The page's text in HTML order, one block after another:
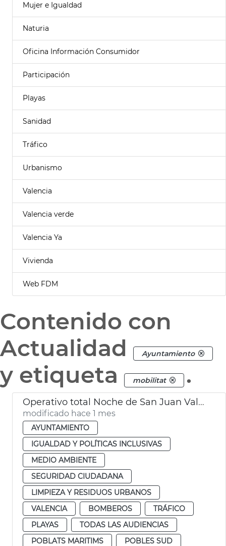
Mujer e Igualdad
Naturia
Oficina Información Consumidor
Participación
Playas
Sanidad
Tráfico
Urbanismo
Valencia
Valencia verde
Valencia Ya
Vivienda
Web FDM
Contenido con
Actualidad
Ayuntamiento
y etiqueta mobilitat .
Operativo total Noche de San Juan València. Movilidad, limpieza y seguridad
modificado hace 1 mes
AYUNTAMIENTO
IGUALDAD Y POLÍTICAS INCLUSIVAS
MEDIO AMBIENTE
SEGURIDAD CIUDADANA
LIMPIEZA Y RESIDUOS URBANOS
VALENCIA
BOMBEROS
TRÁFICO
PLAYAS
TODAS LAS AUDIENCIAS
POBLATS MARITIMS
POBLES SUD